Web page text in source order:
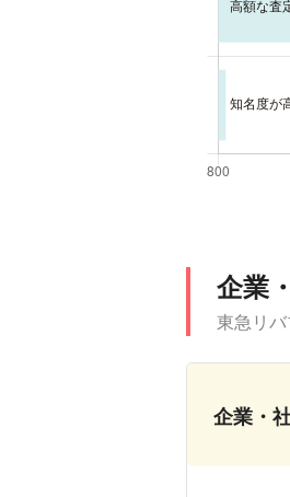
企業
東急リ
企業・